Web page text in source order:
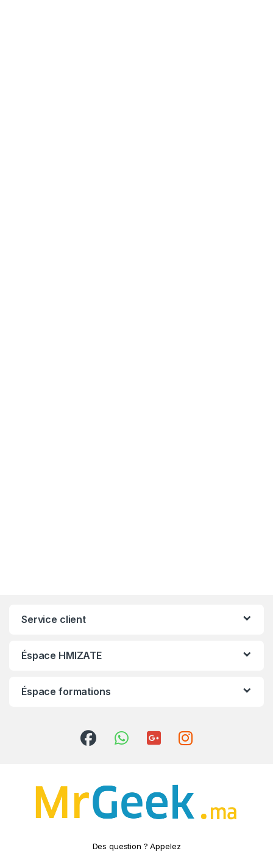
Service client
Éspace HMIZATE
Éspace formations
Des question ? Appelez